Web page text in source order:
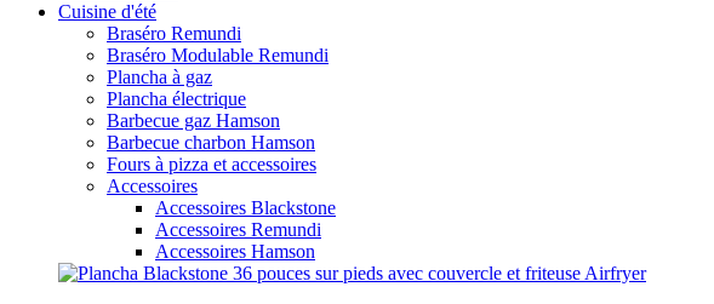
Cuisine d'été
Braséro Remundi
Braséro Modulable Remundi
Plancha à gaz
Plancha électrique
Barbecue gaz Hamson
Barbecue charbon Hamson
Fours à pizza et accessoires
Accessoires
Accessoires Blackstone
Accessoires Remundi
Accessoires Hamson